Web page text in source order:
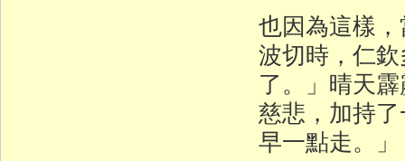
也因為這樣
波切時，仁
了。」晴天
慈悲，加持
早一點走。」